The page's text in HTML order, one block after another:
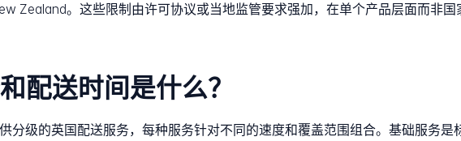
Zealand。这些限制由许可协议或当地监管要求强加，在单个产品层面而非国
配送时间是什么？
分级的英国配送服务，每种服务针对不同的速度和覆盖范围组合。基础服务是